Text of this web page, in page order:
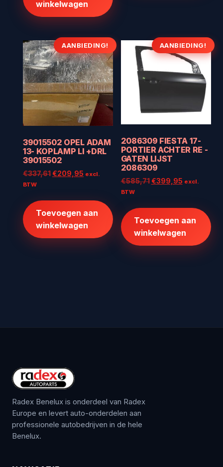
winkelwagen
AANBIEDING!
39015502 OPEL ADAM
13- KOPLAMP LI +DRL
39015502
€337,61Oorspronkelijke
€209,95 Huidige
€209,95.
excl.
BTW
Toevoegen aan
winkelwagen
AANBIEDING!
2086309 FIESTA 17-
PORTIER ACHTER RE -
GATEN LIJST
2086309
€585,71 Oorspronkelijke
€399,95Huidige
€399,95.
excl.
BTW
Toevoegen aan
winkelwagen
Radex Benelux is onderdeel van Radex
Europe en levert auto-onderdelen aan
professionele autobedrijven in de hele
Benelux.